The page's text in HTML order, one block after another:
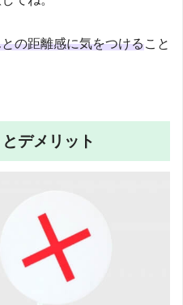
の距離感に気をつけること
デメリット